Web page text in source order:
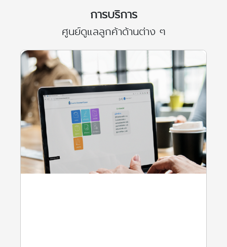
การบริการ
ศูนย์ดูแลลูกค้าด้านต่าง ๆ